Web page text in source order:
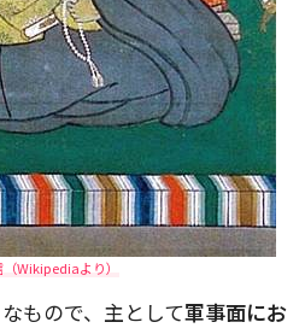
（Wikipediaより）
もので、主として軍事面にお